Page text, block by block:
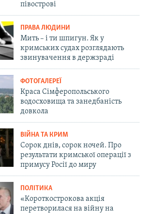
півострові
ПРАВА ЛЮДИНИ
Мить – і ти шпигун. Як у
кримських судах розглядають
звинувачення в держзраді
ФОТОГАЛЕРЕЇ
Краса Сімферопольського
водосховища та занедбаність
довкола
ВІЙНА ТА КРИМ
Сорок днів, сорок ночей. Про
результати кримської операції з
примусу Росії до миру
ПОЛІТИКА
«Короткострокова акція
перетворилася на війну на